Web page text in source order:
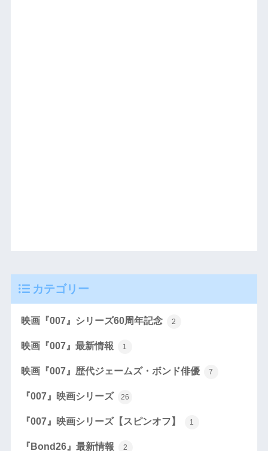
カテゴリー
映画『007』シリーズ60周年記念 2
映画『007』最新情報 1
映画『007』歴代ジェームズ・ボンド俳優 7
『007』映画シリーズ 26
『007』映画シリーズ【スピンオフ】 1
『Bond26』最新情報 2